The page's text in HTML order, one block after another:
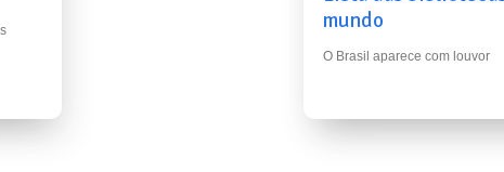
mundo
O Brasil aparece com louvor